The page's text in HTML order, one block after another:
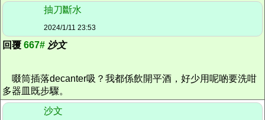
抽刀斷水
2024/1/11 23:53
回覆 667# 沙文
啜筒插落decanter吸？我都係飲開平酒，好少用呢啲要洗咁
多器皿既步驟。
沙文